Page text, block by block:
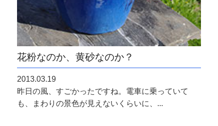
花粉なのか、黄砂なのか？
2013.03.19
昨日の風、すごかったですね。電車に乗っていて
も、まわりの景色が見えないくらいに、...